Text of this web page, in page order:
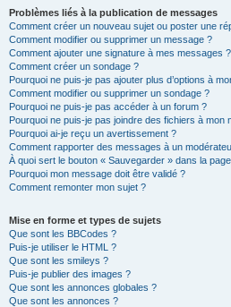
Problèmes liés à la publication de messages
Comment créer un nouveau sujet ou poster une
Comment modifier ou supprimer un message ?
Comment ajouter une signature à mes messages ?
Comment créer un sondage ?
Pourquoi ne puis-je pas ajouter plus d’options à
Comment modifier ou supprimer un sondage ?
Pourquoi ne puis-je pas accéder à un forum ?
Pourquoi ne puis-je pas joindre des fichiers à mon
Pourquoi ai-je reçu un avertissement ?
Comment rapporter des messages à un
À quoi sert le bouton « Sauvegarder » dans la
Pourquoi mon message doit être validé ?
Comment remonter mon sujet ?
Mise en forme et types de sujets
Que sont les BBCodes ?
Puis-je utiliser le HTML ?
Que sont les smileys ?
Puis-je publier des images ?
Que sont les annonces globales ?
Que sont les annonces ?